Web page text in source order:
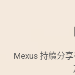
Mexus 持續分